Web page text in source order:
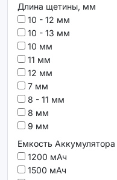
Длина щетины, мм
10 - 12 мм
10 - 13 мм
10 мм
11 мм
12 мм
7 мм
8 - 11 мм
8 мм
9 мм
Емкость Аккумулятора
1200 мАч
1500 мАч